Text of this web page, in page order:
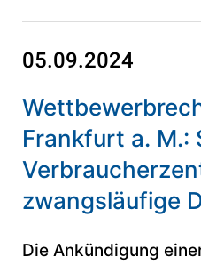
05.09.2024
Frankfurt a. M.:
zwangsläufige
Die Ankündigung